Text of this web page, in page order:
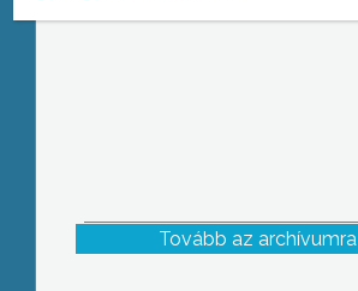
Tovább az archívumra